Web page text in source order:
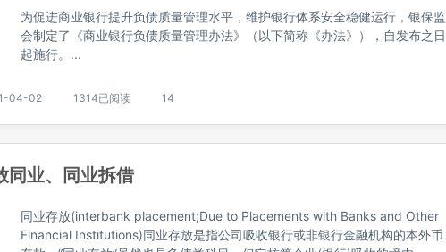
为促进商业银行提升负债质量管理水平，维护银行体系安全稳健运行，银保监
会制定了《商业银行负债质量管理办法》（以下简称《办法》），自发布之日
起施行。...
04-02 1314已阅读 14
同业、同业拆借
同业存放(interbank placement;Due to Placements with Banks and Other
Financial Institutions)同业存放是指公司吸收银行或非银行金融机构的本外币